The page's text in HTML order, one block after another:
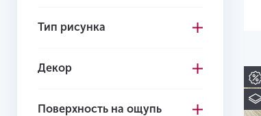
Темно-серый
Тип рисунка
Декор
Поверхность на ощупь